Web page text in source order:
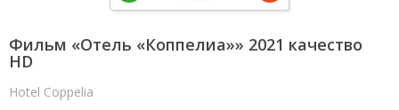
Фильм «Отель «Коппелиа»» 2021 качество
HD
Hotel Coppelia